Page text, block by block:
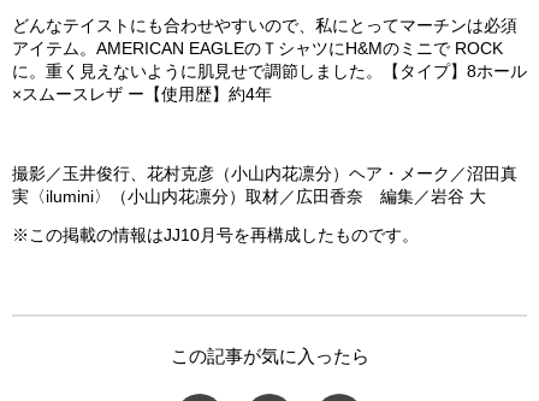
どんなテイストにも合わせやすいので、私にとってマーチンは必須
アイテム。AMERICAN EAGLEのＴシャツにH&Mのミニで ROCK
に。重く見えないように肌見せで調節しました。【タイプ】8ホール
×スムースレザ ー【使用歴】約4年
撮影／玉井俊行、花村克彦（小山内花凛分）ヘア・メーク／沼田真
実〈ilumini〉（小山内花凛分）取材／広田香奈 編集／岩谷 大
※この掲載の情報はJJ10月号を再構成したものです。
この記事が気に入ったら